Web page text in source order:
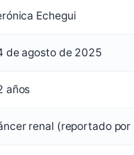
Echegui
de agosto de 2025
años
renal (reportado